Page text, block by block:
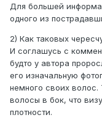
Для большей
одного из
2) Как таковых
И соглашусь с
будто у автора
его изначальную
немного своих
волосы в бок, что
плотности.